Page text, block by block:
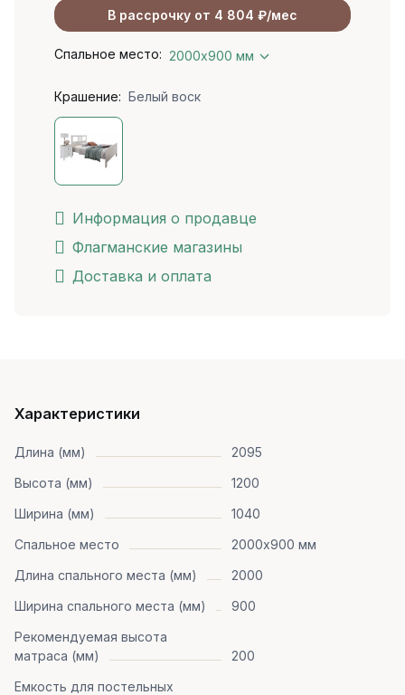
В рассрочку от 4 804 ₽/мес
Спальное место: 2000х900 мм
Крашение: Белый воск
Информация о продавце
Флагманские магазины
Доставка и оплата
Характеристики
Длина (мм)
2095
Высота (мм)
1200
Ширина (мм)
1040
Спальное место
2000х900 мм
Длина спального места (мм)
2000
Ширина спального места (мм)
900
Рекомендуемая высота
матраса (мм)
200
Емкость для постельных